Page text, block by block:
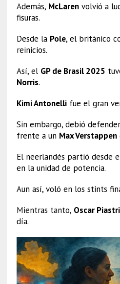
Además, McLarenvolvió a
fisuras.
Desde la Pole, el británico
reinicios.
Así, el GP de Brasil 2025
Norris.
Kimi Antonellifue el gran
Sin embargo, debió
frente a un Max Verstappen
El neerlandés partió desde
en la unidad de potencia.
Aun así, voló en los stints
Mientras tanto, Oscar Piastri
día.